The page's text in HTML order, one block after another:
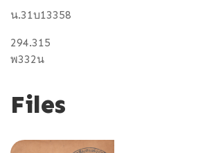
น.31บ13358
294.315
พ332น
Files